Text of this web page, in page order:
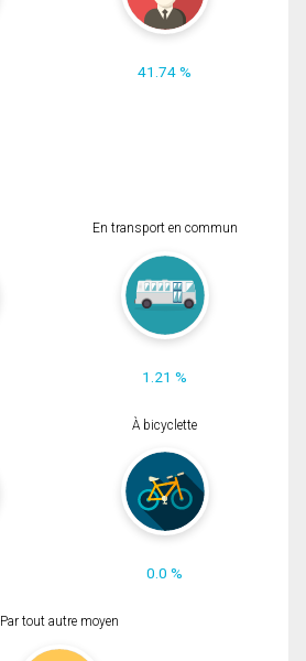
41.74 %
En transport en commun
1.21 %
À bicyclette
0.0 %
Par tout autre moyen